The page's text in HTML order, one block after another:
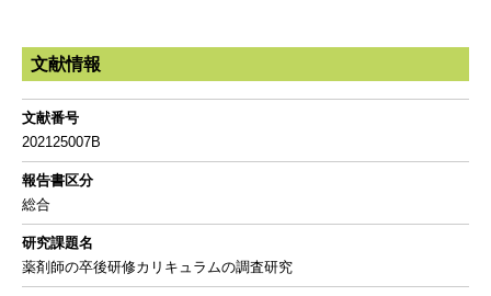
文献情報
文献番号
202125007B
報告書区分
総合
研究課題名
薬剤師の卒後研修カリキュラムの調査研究